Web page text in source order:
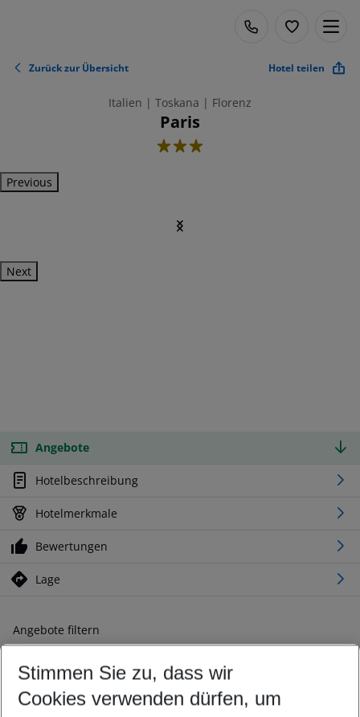
Zurück zur Übersicht Hotel teilen
Italien | Toskana | Florenz
Paris
3
Previous
Next
Angebote
Hotelbeschreibung
Hotelmerkmale
Bewertungen
Lage
Angebote filtern
Ändern Sie Ihre Kriterien nach Ihren Wünschen
Abflughafen wählen
Beliebiger Abflughafen
Stimmen Sie zu, dass wir
Cookies verwenden dürfen, um